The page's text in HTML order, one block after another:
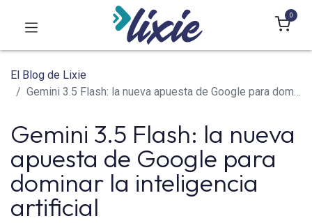
0
El Blog de Lixie
Gemini 3.5 Flash: la nueva apuesta de Google para dominar la inteligencia artificial
Gemini 3.5 Flash: la nueva
apuesta de Google para
dominar la inteligencia
artificial